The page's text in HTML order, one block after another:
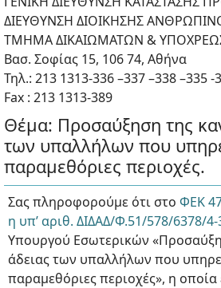
ΔΙΕΥΘΥΝΣΗ ΔΙΟΙΚΗΣΗΣ
TMHMA ΔΙΚΑΙΩΜΑΤΩΝ &
Βασ. Σοφίας 15, 106 74, Αθήνα
Τηλ.: 213 1313-336 –337 –338 –335 -
Fax : 213 1313-389
Θέμα: Προσαύξηση της
των υπαλλήλων που
παραμεθόριες περιοχές.
Σας πληροφορούμε ότι στο ΦΕΚ
η υπ’ αριθ. ΔΙΔΑΔ/Φ.51/578/6378/
Υπουργού Εσωτερικών
άδειας των υπαλλήλων που
παραμεθόριες περιοχές», η